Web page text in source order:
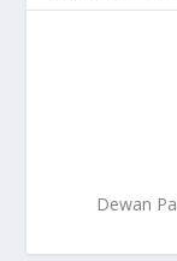
Dewan